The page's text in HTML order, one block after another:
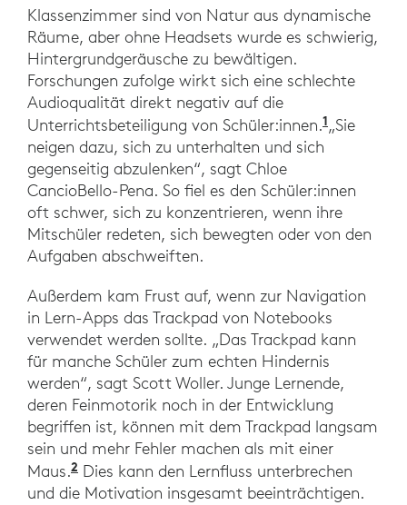
Klassenzimmer sind von Natur aus dynamische
Räume, aber ohne Headsets wurde es schwierig,
Hintergrundgeräusche zu bewältigen.
Forschungen zufolge wirkt sich eine schlechte
Audioqualität direkt negativ auf die
Unterrichtsbeteiligung von Schüler:innen.1„Sie
neigen dazu, sich zu unterhalten und sich
gegenseitig abzulenken“, sagt Chloe
CancioBello-Pena. So fiel es den Schüler:innen
oft schwer, sich zu konzentrieren, wenn ihre
Mitschüler redeten, sich bewegten oder von den
Aufgaben abschweiften.
Außerdem kam Frust auf, wenn zur Navigation
in Lern-Apps das Trackpad von Notebooks
verwendet werden sollte. „Das Trackpad kann
für manche Schüler zum echten Hindernis
werden“, sagt Scott Woller. Junge Lernende,
deren Feinmotorik noch in der Entwicklung
begriffen ist, können mit dem Trackpad langsam
sein und mehr Fehler machen als mit einer
Maus.2 Hertzum, Morten & Hornbæk, Kasper.
Dies kann den Lernfluss unterbrechen
und die Motivation insgesamt beeinträchtigen.